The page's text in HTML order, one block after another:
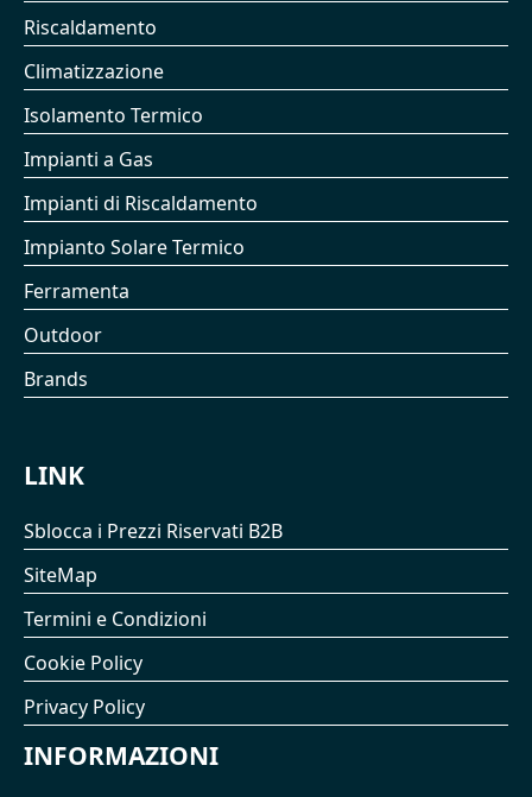
Riscaldamento
Climatizzazione
Isolamento Termico
Impianti a Gas
Impianti di Riscaldamento
Impianto Solare Termico
Ferramenta
Outdoor
Brands
LINK
Sblocca i Prezzi Riservati B2B
SiteMap
Termini e Condizioni
Cookie Policy
Privacy Policy
INFORMAZIONI